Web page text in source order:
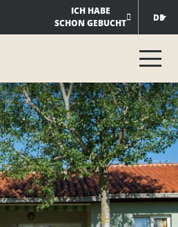
ICH HABE
SCHON GEBUCHT
DE